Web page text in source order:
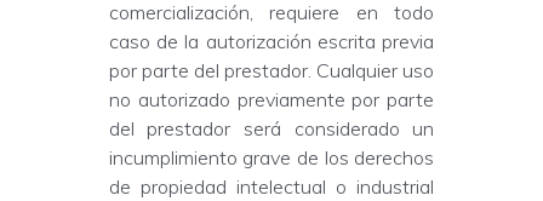
comercialización, requiere en todo
caso de la autorización escrita previa
por parte del prestador. Cualquier uso
no autorizado previamente por parte
del prestador será considerado un
incumplimiento grave de los derechos
de propiedad intelectual o industrial